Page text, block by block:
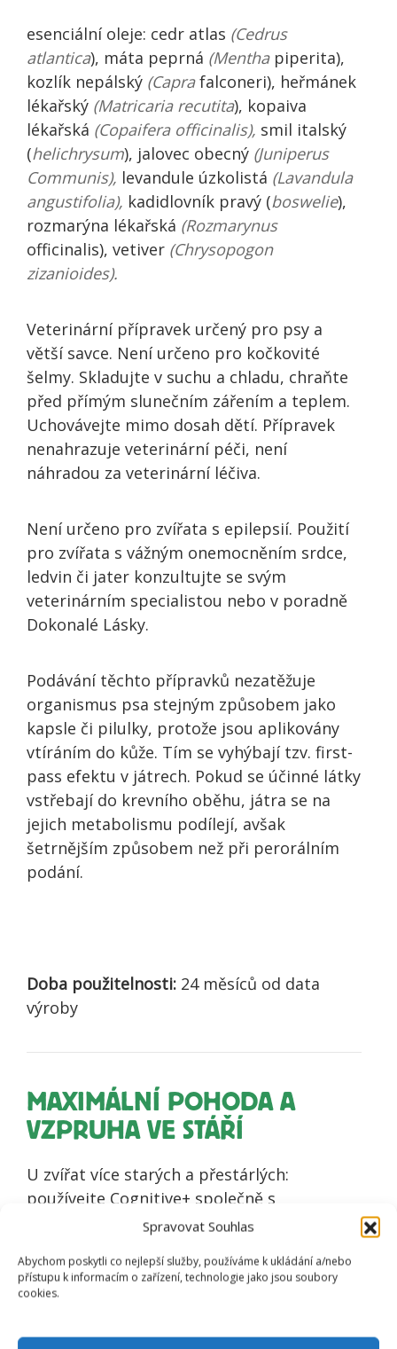
Spravovat Souhlas
Abychom poskytli co nejlepší služby, používáme k ukládání a/nebo
přístupu k informacím o zařízení, technologie jako jsou soubory
cookies.
esenciální oleje: cedr atlas (Cedrus
atlantica), máta peprná (Menthapiperita),
kozlík nepálský (Caprafalconeri), heřmánek
lékařský (Matricaria recutita), kopaiva
lékařská (Copaifera officinalis), smil italský
(helichrysum), jalovec obecný (Juniperus
Communis), levandule úzkolistá (Lavandula
angustifolia), kadidlovník pravý (boswelie),
rozmarýna lékařská (Rozmarynus
officinalis), vetiver (Chrysopogon
zizanioides).
Veterinární přípravek určený pro psy a
větší savce. Není určeno pro kočkovité
šelmy. Skladujte v suchu a chladu, chraňte
před přímým slunečním zářením a teplem.
Uchovávejte mimo dosah dětí. Přípravek
nenahrazuje veterinární péči, není
náhradou za veterinární léčiva.
Není určeno pro zvířata s epilepsií. Použití
pro zvířata s vážným onemocněním srdce,
ledvin či jater konzultujte se svým
veterinárním specialistou nebo v poradně
Dokonalé Lásky.
Podávání těchto přípravků nezatěžuje
organismus psa stejným způsobem jako
kapsle či pilulky, protože jsou aplikovány
vtíráním do kůže. Tím se vyhýbají tzv. first-
pass efektu v játrech. Pokud se účinné látky
vstřebají do krevního oběhu, játra se na
jejich metabolismu podílejí, avšak
šetrnějším způsobem než při perorálním
podání.
Doba použitelnosti: 24 měsíců od data
výroby
MAXIMÁLNÍ POHODA A
VZPRUHA VE STÁŘÍ
U zvířat více starých a přestárlých:
používejte Cognitive+ společně s
přípravkem Láska 14 Intenzivní boswelie
zvířete v daném stavu. Kombinace těchto
dvou čistě přírodních přípravků je pro stará
která respektuje možnosti a limity